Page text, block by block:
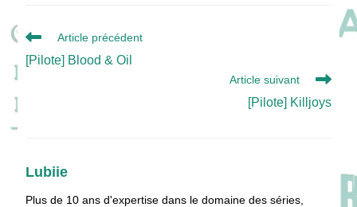
Read
articles
Article précédent
[Pilote] Blood & Oil
Article suivant
[Pilote] Killjoys
Lubiie
Plus de 10 ans d'expertise dans le domaine des séries,